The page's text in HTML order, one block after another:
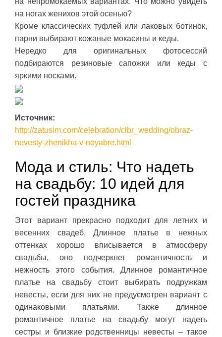
на ногах женихов этой осенью?
Кроме классических туфлей или лаковых ботинок,
парни выбирают кожаные мокасины и кеды.
Нередко для оригинальных фотосессий
подбираются резиновые сапожки или кеды с
яркими носками.
Источник:
http://zatusim.com/celebration/clbr_wedding/obraz-
nevesty-zhenikha-v-noyabre.html
Мода и стиль: Что надеть
на свадьбу: 10 идей для
гостей праздника
Этот вариант прекрасно подходит для летних и
весенних свадеб. Длинное платье в нежных
оттенках хорошо вписывается в атмосферу
свадьбы, оно подчеркнет романтичность и
нежность этого события. Длинное романтичное
платье на свадьбу стоит выбирать подружкам
невесты, если для них не предусмотрен вариант с
одинаковыми платьями. Также длинное
романтичное платье на свадьбу могут надеть
сестры и близкие родственницы невесты – такое